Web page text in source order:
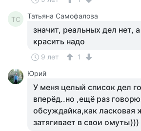
ТС Татьяна Самофалова
значит, реальных дел нет,
красить надо
9 лет
1
Юрий
У меня целый список дел
вперёд..но ,ещё раз
обсуждайка,как ласковая
затягивает в свои омуты)))